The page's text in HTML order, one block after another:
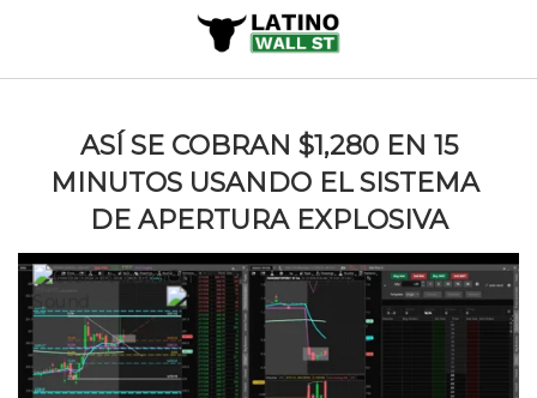
ASÍ SE COBRAN $1,280 EN 15
MINUTOS USANDO EL SISTEMA
DE APERTURA EXPLOSIVA